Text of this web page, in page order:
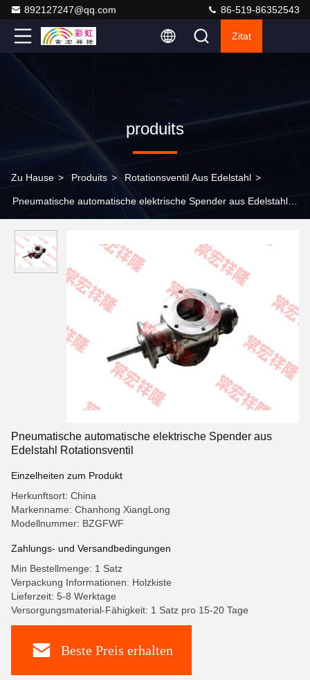
892127247@qq.com 86-519-86352543
Zitat
produits
Zu Hause > Produits > Rotationsventil Aus Edelstahl >
Pneumatische automatische elektrische Spender aus Edelstahl
Pneumatische automatische elektrische Spender aus
Edelstahl Rotationsventil
Einzelheiten zum Produkt
Herkunftsort: China
Markenname: Chanhong XiangLong
Modellnummer: BZGFWF
Zahlungs- und Versandbedingungen
Min Bestellmenge: 1 Satz
Verpackung Informationen: Holzkiste
Lieferzeit: 5-8 Werktage
Versorgungsmaterial-Fähigkeit: 1 Satz pro 15-20 Tage
Beste Preis erhalten